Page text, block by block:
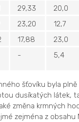
29,33
20,0
23,20
12,7
17,88
23,0
- 5,4
šťovíku byla plně
dusíkatých látek,
změna krmných
zejména z obsahu